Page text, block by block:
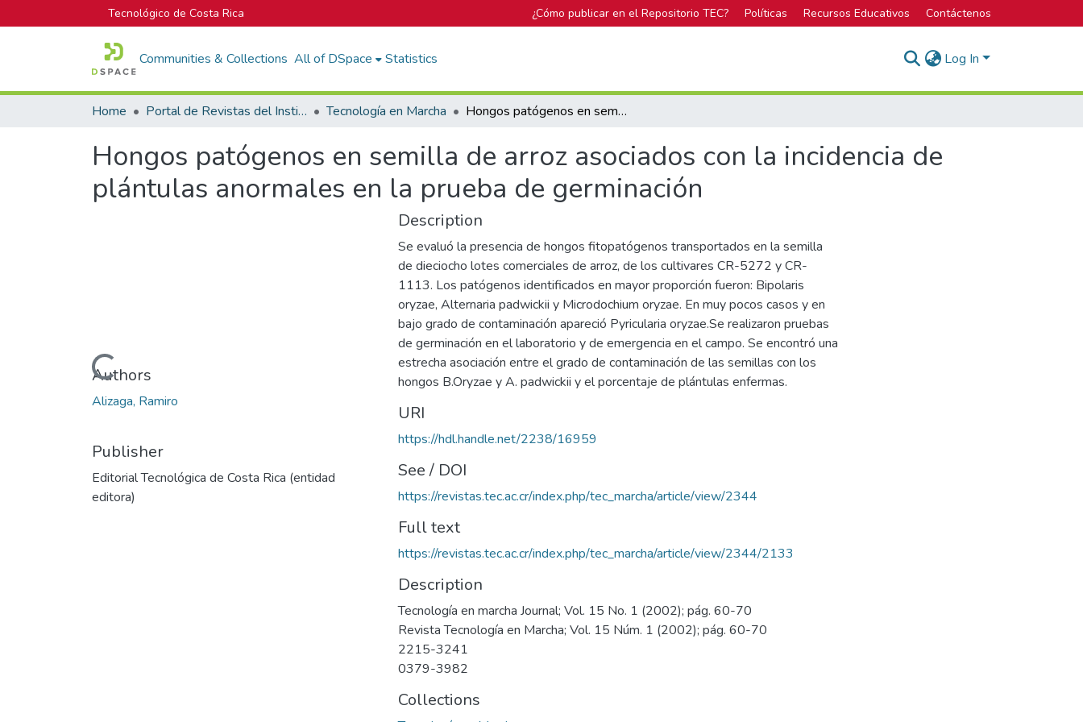
Tecnológico de Costa Rica ¿Cómo publicar en el Repositorio TEC? Políticas Recursos Educativos Contáctenos
Communities & Collections All of DSpace Statistics Log In
Home Portal de Revistas del Instituto Tecnológico de Costa Rica Tecnología en Marcha Hongos patógenos en semilla de arroz asociados con la incidencia de plántulas anormales en la prueba de germinación
Hongos patógenos en semilla de arroz asociados con la incidencia de
plántulas anormales en la prueba de germinación
Loading...
Authors
Alizaga, Ramiro
Publisher
Editorial Tecnológica de Costa Rica (entidad
editora)
Description
Se evaluó la presencia de hongos fitopatógenos transportados en la semilla
de dieciocho lotes comerciales de arroz, de los cultivares CR-5272 y CR-
1113. Los patógenos identificados en mayor proporción fueron: Bipolaris
oryzae, Alternaria padwickii y Microdochium oryzae. En muy pocos casos y en
bajo grado de contaminación apareció Pyricularia oryzae.Se realizaron pruebas
de germinación en el laboratorio y de emergencia en el campo. Se encontró una
estrecha asociación entre el grado de contaminación de las semillas con los
hongos B.Oryzae y A. padwickii y el porcentaje de plántulas enfermas.
URI
https://hdl.handle.net/2238/16959
See / DOI
https://revistas.tec.ac.cr/index.php/tec_marcha/article/view/2344
Full text
https://revistas.tec.ac.cr/index.php/tec_marcha/article/view/2344/2133
Description
Tecnología en marcha Journal; Vol. 15 No. 1 (2002); pág. 60-70
Revista Tecnología en Marcha; Vol. 15 Núm. 1 (2002); pág. 60-70
2215-3241
0379-3982
Collections